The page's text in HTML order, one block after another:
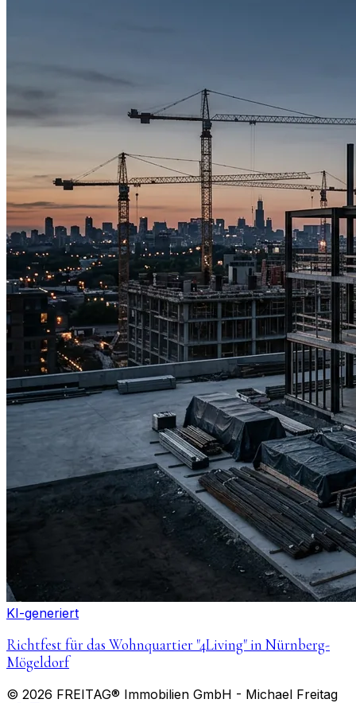
KI-generiert
Richtfest für das Wohnquartier "4Living" in Nürnberg-
Mögeldorf
© 2026 FREITAG® Immobilien GmbH - Michael Freitag